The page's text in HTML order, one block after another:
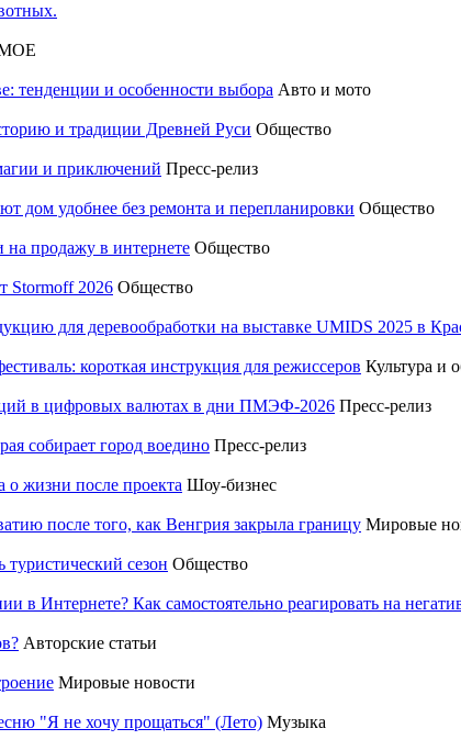
тенденции и особенности выбора Авто и мото
и традиции Древней Руси Общество
и приключений Пресс-релиз
дом удобнее без ремонта и перепланировки Общество
продажу в интернете Общество
Stormoff 2026 Общество
для деревообработки на выставке UMIDS 2025 в
короткая инструкция для режиссеров Культура и
в цифровых валютах в дни ПМЭФ-2026 Пресс-релиз
собирает город воедино Пресс-релиз
о жизни после проекта Шоу-бизнес
после того, как Венгрия закрыла границу Мировые
сезон Общество
в Интернете? Как самостоятельно реагировать на
Авторские статьи
Мировые новости
"Я не хочу прощаться" (Лето) Музыка